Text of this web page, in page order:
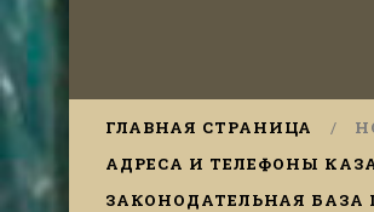
ГЛАВНАЯ СТРАНИЦА
АДРЕСА И ТЕЛЕФОНЫ
ЗАКОНОДАТЕЛЬНАЯ БАЗА